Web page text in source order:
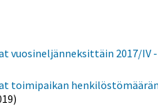
vuosineljänneksittäin 2017/IV -
toimipaikan